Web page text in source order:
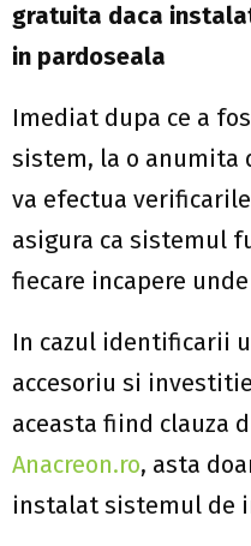
gratuita daca
in pardoseala
Imediat dupa ce a
sistem, la o anumita
va efectua
asigura ca sistemul
fiecare incapere
In cazul identificarii
accesoriu si investitie
aceasta fiind clauza
Anacreon.ro, asta
instalat sistemul de